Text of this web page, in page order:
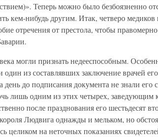
Теперь можно было безбоязненно
кем-нибудь другим. Итак, четверо
отречения от престола, чтобы
могли признать недееспособным.
один из составлявших заключение врачей
день до подписания документа не знали
лишь одним из этих четырех,
после празднования его шестьдесят
Людвига однажды и мельком, но
целиком на неточных показаниях